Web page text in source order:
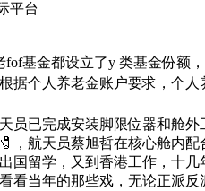
平台
金都设立了y 类基金份额，
据个人养老金账户要求，个
已完成安装脚限位器和舱外
，航天员蔡旭哲在核心舱内配
留学，又到香港工作，十几
当年的那些戏，无论正派反